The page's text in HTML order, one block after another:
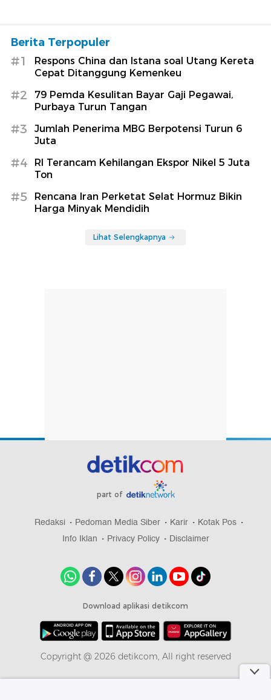
Berita Terpopuler
#1
Respons China dan Istana soal Utang Kereta
Cepat Ditanggung Kemenkeu
#2
79 Pemda Kesulitan Bayar Gaji Pegawai,
Purbaya Turun Tangan
#3
Jumlah Penerima MBG Berpotensi Turun 6
Juta
#4
RI Terancam Kehilangan Ekspor Nikel 5 Juta
Ton
#5
Rencana Iran Perketat Selat Hormuz Bikin
Harga Minyak Mendidih
Lihat Selengkapnya
part of
Redaksi Pedoman Media Siber Karir
Kotak Pos
Info Iklan
Privacy Policy Disclaimer
Download aplikasi detikcom
Copyright @ 2026 detikcom, All right reserved